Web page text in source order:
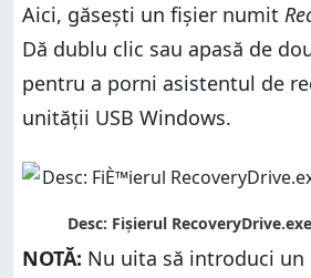
Aici, găsești un fișier numit
Dă dublu clic sau apasă de
pentru a porni asistentul de
unității USB Windows.
NOTĂ: Nu uita să introduci